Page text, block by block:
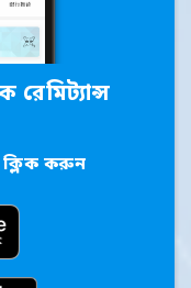
রেমিট্যান্স
করুন